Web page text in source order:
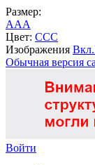
Размер:
AAA
Цвет: CCC
Изображения Вкл.
Обычная версия
Войти